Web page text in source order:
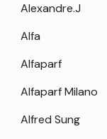
Alexandre.J
Alfa
Alfaparf
Alfaparf Milano
Alfred Sung